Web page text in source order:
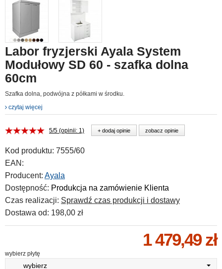
Labor fryzjerski Ayala System
Modułowy SD 60 - szafka dolna
60cm
Szafka dolna, podwójna z półkami w środku.
czytaj więcej
5/5 (opinii: 1) + dodaj opinie zobacz opinie
Kod produktu: 7555/60
EAN:
Producent: Ayala
Dostępność: Produkcja na zamówienie Klienta
Czas realizacji: Sprawdź czas produkcji i dostawy
Dostawa od: 198,00 zł
1 479,49 zł
wybierz płytę
wybierz